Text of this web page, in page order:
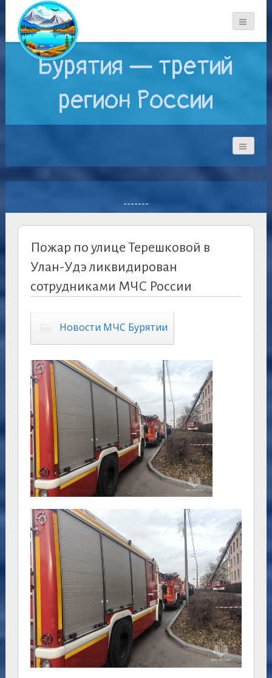
Бурятия — третий
регион России
-------
Пожар по улице Терешковой в
Улан-Удэ ликвидирован
сотрудниками МЧС России
Новости МЧС Бурятии